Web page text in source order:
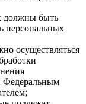
должны быть
персональных
осуществляться
Федеральным